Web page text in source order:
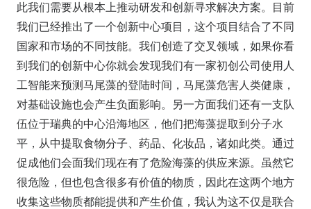
此我们需要从根本上推动研发和创新寻求解决方案。目前
我们已经推出了一个创新中心项目，这个项目结合了不同
国家和市场的不同技能。我们创造了交叉领域，如果你看
到我们的创新中心你就会发现我们有一家初创公司使用人
工智能来预测马尾藻的登陆时间，马尾藻危害人类健康，
对基础设施也会产生负面影响。另一方面我们还有一支队
伍位于瑞典的中心沿海地区，他们把海藻提取到分子水
平，从中提取食物分子、药品、化妆品，诸如此类。通过
促成他们会面我们现在有了危险海藻的供应来源。虽然它
很危险，但也包含很多有价值的物质，因此在这两个地方
收集这些物质都能提供和产生价值，我认为这不仅是联合